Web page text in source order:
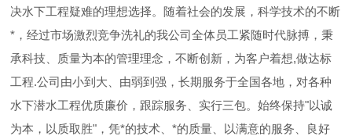
决水下工程疑难的理想选择。随着社会的发展，科学技术的不断
*，经过市场激烈竞争洗礼的我公司全体员工紧随时代脉搏，秉
承科技、质量为本的管理理念，不断创新，为客户着想,做达标
工程.公司由小到大、由弱到强，长期服务于全国各地，对各种
水下潜水工程优质廉价，跟踪服务、实行三包。始终保持"以诚
为本，以质取胜"，凭*的技术、*的质量、以满意的服务、良好